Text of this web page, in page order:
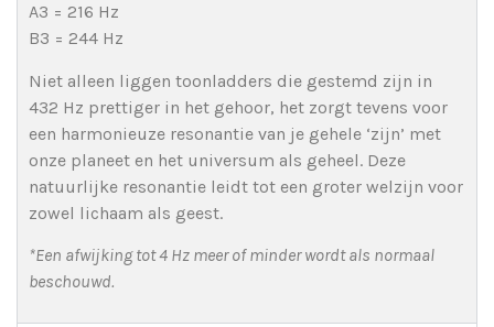
A3 = 216 Hz
B3 = 244 Hz
Niet alleen liggen toonladders die gestemd zijn in
432 Hz prettiger in het gehoor, het zorgt tevens voor
een harmonieuze resonantie van je gehele ‘zijn’ met
onze planeet en het universum als geheel. Deze
natuurlijke resonantie leidt tot een groter welzijn voor
zowel lichaam als geest.
*Een afwijking tot 4 Hz meer of minder wordt als normaal
beschouwd.